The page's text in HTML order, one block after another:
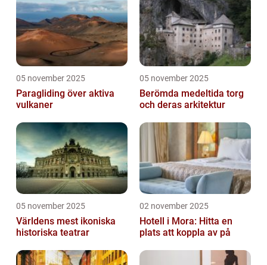
05 november 2025
Paragliding över aktiva
vulkaner
05 november 2025
Berömda medeltida torg
och deras arkitektur
05 november 2025
Världens mest ikoniska
historiska teatrar
02 november 2025
Hotell i Mora: Hitta en
plats att koppla av på